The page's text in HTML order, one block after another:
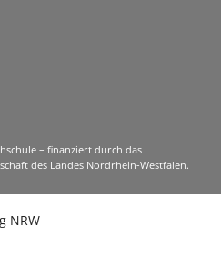
– finanziert durch das
des Landes Nordrhein-Westfalen.
NRW